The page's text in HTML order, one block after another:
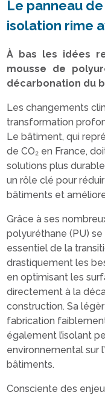
Le panneau
isolation rime
À bas les idées
mousse de
décarbonation du
Les changements
transformation
Le bâtiment, qui
de CO₂ en France,
solutions plus
un rôle clé pour
bâtiments et
Grâce à ses
polyuréthane (PU)
essentiel de la
drastiquement les
en optimisant les
directement à la
construction. Sa
fabrication
également l’isolant
environnemental sur
bâtiments.
Consciente des